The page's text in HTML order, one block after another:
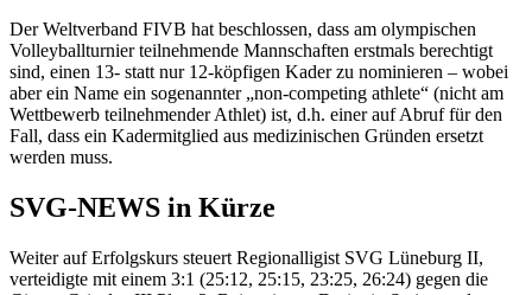
Der Weltverband FIVB hat beschlossen, dass am olympischen
Volleyballturnier teilnehmende Mannschaften erstmals berechtigt
sind, einen 13- statt nur 12-köpfigen Kader zu nominieren – wobei
aber ein Name ein sogenannter „non-competing athlete“ (nicht am
Wettbewerb teilnehmender Athlet) ist, d.h. einer auf Abruf für den
Fall, dass ein Kadermitglied aus medizinischen Gründen ersetzt
werden muss.
SVG-NEWS in Kürze
Weiter auf Erfolgskurs steuert Regionalligist SVG Lüneburg II,
verteidigte mit einem 3:1 (25:12, 25:15, 23:25, 26:24) gegen die